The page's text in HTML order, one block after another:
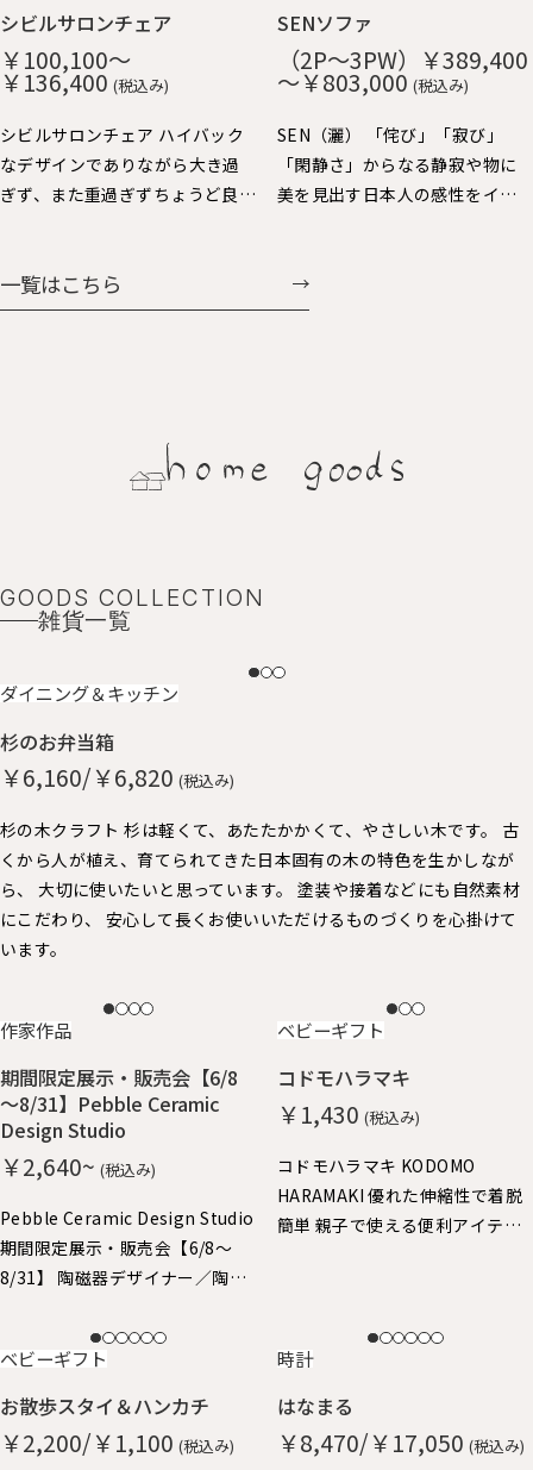
一覧はこちら
ようなアームと背、肘掛けはや
す。 肘をテーブルに掛ければ、
お掃除も楽々。 樹種：Ｒオー
ク、Ｗオーク、ウォルナット、Ｂ
チェリー 仕上：オイル仕上 張
地：Ａ～Ｇ布、Ｈ：革（2種類）
ーム先端が手にしっくり馴染
み、ずっと触りたくなる心地よ
さです。 貼り込まれた大きなカ
ーブの背と座もゆったりと身体
を受け止めてくれます。 樹種：
Ｒオーク、Ｗオーク、ウォルナッ
ト、Ｂチェリー 仕上：オイル仕
￥107,327
シビルサロンチェア
￥100,100～
￥136,400 (税込み)
シビルサロンチェア ハイバック
なデザインでありながら大き過
ぎず、また重過ぎずちょうど良い
連続する美しさと、すっきりとし
た全体フォルムバランスや座り
ングチェア・イージーチェア展
開もされています。
SENソファ
（2P～3PW）￥389,400
～￥803,000 (税込み)
SEN（灑） 「侘び」「寂び」
「閑静さ」からなる静寂や物に
美を見出す日本人の感性をイン
静かで大らかなスタイルを提案
します。
GOODS COLLECTION
雑貨一覧
NEW
ダイニング＆キッチン
杉のお弁当箱
￥6,160/￥6,820 (税込み)
杉の木クラフト 杉は軽くて、あたたかかくて、やさしい木です。 古
くから人が植え、育てられてきた日本固有の木の特色を生かしなが
ら、 大切に使いたいと思っています。 塗装や接着などにも自然素材
にこだわり、 安心して長くお使いいただけるものづくりを心掛けて
います。
NEW
作家作品
期間限定展示・販売会【6/8
～8/31】Pebble Ceramic
Design Studio
￥2,640~ (税込み)
Pebble Ceramic Design Studio
期間限定展示・販売会【6/8～
8/31】 陶磁器デザイナー／陶磁
の石原さん やさしいタッチの絵
付け器を中心に特別展示させて
いただきました。 どれも1点もの
了となります。
NEW
ベビーギフト
コドモハラマキ
￥1,430 (税込み)
コドモハラマキ KODOMO
HARAMAKI 優れた伸縮性で着脱
簡単 親子で使える便利アイテ
NEW
ベビーギフト
お散歩スタイ＆ハンカチ
￥2,200/￥1,100 (税込み)
NEW
時計
はなまる
￥8,470/￥17,050 (税込み)